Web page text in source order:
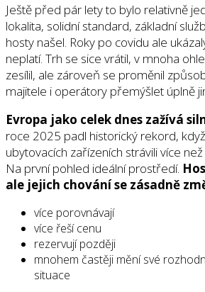
Ještě před pár lety to bylo relativně
lokalita, solidní standard, základní
hosty našel. Roky po covidu ale
neplatí. Trh se sice vrátil, v mnoha
zesílil, ale zároveň se proměnil
majitele i operátory přemýšlet úplně
Evropa jako celek dnes zažívá
roce 2025 padl historický rekord,
ubytovacích zařízeních strávili více
Na první pohled ideální prostředí.
ale jejich chování se zásadně
více porovnávají
více řeší cenu
rezervují později
mnohem častěji mění své
situace